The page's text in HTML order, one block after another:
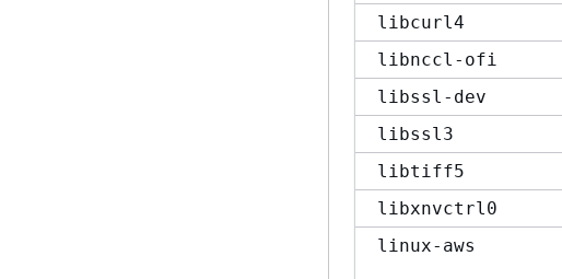
libcurl4
libnccl-ofi
libssl-dev
libssl3
libtiff5
libxnvctrl0
linux-aws